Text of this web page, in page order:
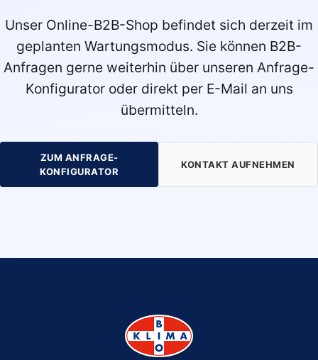
Unser Online-B2B-Shop befindet sich derzeit im
geplanten Wartungsmodus. Sie können B2B-
Anfragen gerne weiterhin über unseren Anfrage-
Konfigurator oder direkt per E-Mail an uns
übermitteln.
ZUM ANFRAGE-
KONFIGURATOR
KONTAKT AUFNEHMEN